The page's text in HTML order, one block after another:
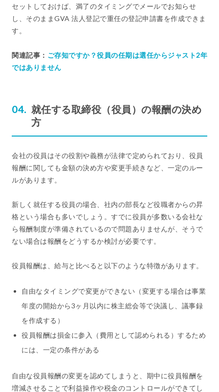
セットしておけば、満了のタイミングでメールでお知らせ
し、そのままGVA 法人登記で重任の登記申請書を作成できま
す。
関連記事： ご存知ですか？役員の任期は選任からジャスト2年
ではありません
就任する取締役（役員）の報酬の決め
方
会社の役員はその役割や義務が法律で定められており、役員
報酬に関しても金額の決め方や変更手続きなど、一定のルー
ルがあります。
新しく就任する役員の場合、社内の部長など役職者からの昇
格という場合も多いでしょう。すでに役員が多数いる会社な
ら報酬制度が準備されているので問題ありませんが、そうで
ない場合は報酬をどうするか検討が必要です。
役員報酬は、給与と比べると以下のような特徴があります。
自由なタイミングで変更ができない（変更する場合は事業
年度の開始から3ヶ月以内に株主総会等で決議し、議事録
を作成する）
役員報酬は損金に参入（費用として認められる）するため
には、一定の条件がある
自由な役員報酬の変更を認めてしまうと、期中に役員報酬を
増減させることで利益操作や税金のコントロールができてし